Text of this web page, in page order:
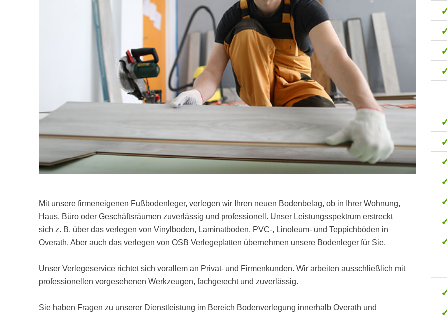
Mit unsere firmeneigenen Fußbodenleger, verlegen wir Ihren neuen Bodenbelag, ob in Ihrer Wohnung,
Haus, Büro oder Geschäftsräumen zuverlässig und professionell. Unser Leistungsspektrum erstreckt
sich z. B. über das verlegen von Vinylboden, Laminatboden, PVC-, Linoleum- und Teppichböden in
Overath. Aber auch das verlegen von OSB Verlegeplatten übernehmen unsere Bodenleger für Sie.
Unser Verlegeservice richtet sich vorallem an Privat- und Firmenkunden. Wir arbeiten ausschließlich mit
professionellen vorgesehenen Werkzeugen, fachgerecht und zuverlässig.
Sie haben Fragen zu unserer Dienstleistung im Bereich Bodenverlegung innerhalb Overath und